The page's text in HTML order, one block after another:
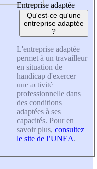
Entreprise adaptée
Qu'est-ce qu'une
entreprise adaptée
?
L'entreprise adaptée
permet à un travailleur
en situation de
handicap d'exercer
une activité
professionnelle dans
des conditions
adaptées à ses
capacités. Pour en
savoir plus, consultez
le site de l’UNEA.